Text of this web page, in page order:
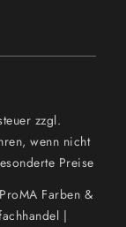
zzgl.
wenn nicht
Preise
Farben &
|